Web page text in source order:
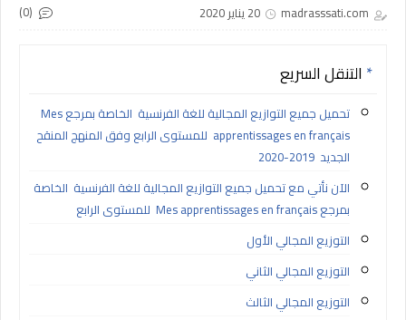
madrasssati.com 20 يناير 2020 (0)
التنقل السريع
تحميل جميع التوازيع المجالية للغة الفرنسية الخاصة بمرجع Mes
apprentissages en français للمستوى الرابع وفق المنهج المنقح
الجديد 2019-2020
الآن نأتي مع تحميل جميع التوازيع المجالية للغة الفرنسية الخاصة
بمرجع Mes apprentissages en français للمستوى الرابع
التوزيع المجالي الأول
التوزيع المجالي الثاني
التوزيع المجالي الثالث